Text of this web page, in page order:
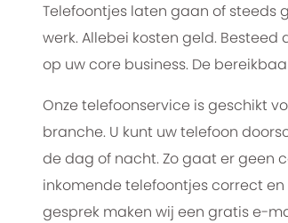
Telefoontjes laten gaan of steeds
werk. Allebei kosten geld.
op uw core business. De
Onze telefoonservice is geschikt
branche. U kunt uw telefoon
de dag of nacht. Zo gaat er geen
inkomende telefoontjes correct
gesprek maken wij een gratis e-